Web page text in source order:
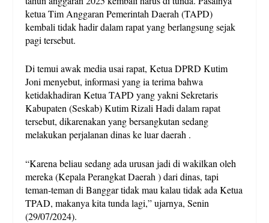
ketua Tim Anggaran Pemerintah Daerah (TAPD)
kembali tidak hadir dalam rapat yang berlangsung sejak
pagi tersebut.
Di temui awak media usai rapat, Ketua DPRD Kutim
Joni menyebut, informasi yang ia terima bahwa
ketidakhadiran Ketua TAPD yang yakni Sekretaris
Kabupaten (Seskab) Kutim Rizali Hadi dalam rapat
tersebut, dikarenakan yang bersangkutan sedang
melakukan perjalanan dinas ke luar daerah .
“Karena beliau sedang ada urusan jadi di wakilkan oleh
mereka (Kepala Perangkat Daerah ) dari dinas, tapi
teman-teman di Banggar tidak mau kalau tidak ada Ketua
TPAD, makanya kita tunda lagi,” ujarnya, Senin
(29/07/2024).